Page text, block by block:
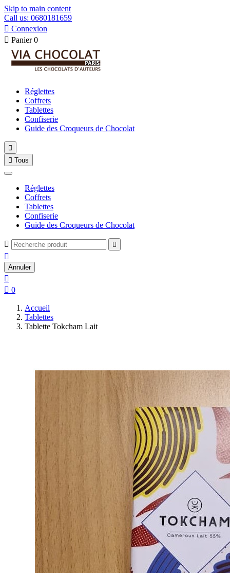
Skip to main content
Call us: 0680181659
 Connexion
 Panier 0
Réglettes
Coffrets
Tablettes
Confiserie
Guide des Croqueurs de Chocolat

 Tous
Réglettes
Coffrets
Tablettes
Confiserie
Guide des Croqueurs de Chocolat
 

Annuler

 0
Accueil
Tablettes
Tablette Tokcham Lait